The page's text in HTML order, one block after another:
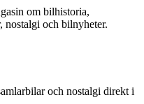
om bilhistoria,
nostalgi och bilnyheter.
och nostalgi direkt i